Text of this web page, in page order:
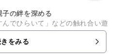
子の絆を深める
でひらいて」などの触れ合い遊
す。
をみる